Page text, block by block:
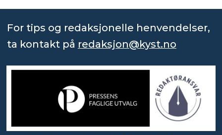
For tips og redaksjonelle henvendelser,
ta kontakt på redaksjon@kyst.no